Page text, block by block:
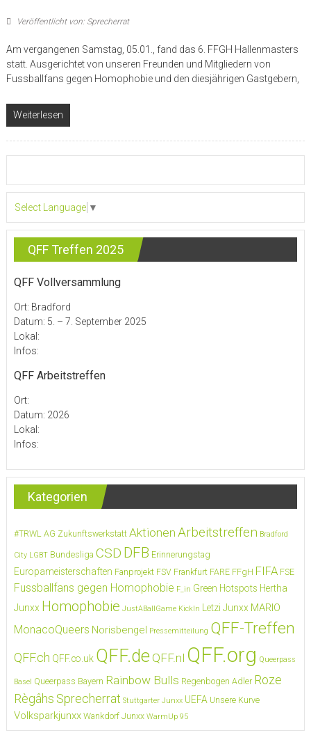
Veröffentlicht von: Sprecherrat
Am vergangenen Samstag, 05.01., fand das 6. FFGH Hallenmasters
statt. Ausgerichtet von unseren Freunden und Mitgliedern von
Fussballfans gegen Homophobie und den diesjährigen Gastgebern,
Weiterlesen
Select Language ▼
QFF Treffen 2025
QFF Vollversammlung
Ort: Bradford
Datum: 5. – 7. September 2025
Lokal:
Infos:
QFF Arbeitstreffen
Ort:
Datum: 2026
Lokal:
Infos:
Kategorien
#TRWL AG Zukunftswerkstatt Aktionen Arbeitstreffen Bradford
City LGBT Bundesliga CSD DFB Erinnerungstag
Europameisterschaften Fanprojekt FSV Frankfurt FARE FFgH FIFA FSE
Fussballfans gegen Homophobie F_in Green Hotspots Hertha
Junxx Homophobie JustABallGame KickIn Letzi Junxx MARIO
MonacoQueers Norisbengel Pressemitteilung QFF-Treffen
QFF.ch QFF.co.uk QFF.de QFF.nl QFF.org Queerpass
Basel Queerpass Bayern Rainbow Bulls Regenbogen Adler Roze
Règâhs Sprecherrat Stuttgarter Junxx UEFA Unsere Kurve
Volksparkjunxx Wankdorf Junxx WarmUp 95